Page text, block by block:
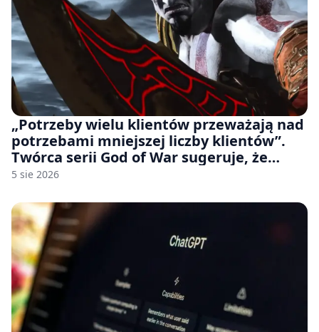
„Potrzeby wielu klientów przeważają nad
potrzebami mniejszej liczby klientów”.
Twórca serii God of War sugeruje, że
rozumie, dlaczego Sony rezygnuje z gier
5 sie 2026